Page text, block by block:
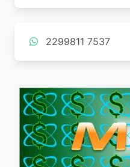
2299811 7537